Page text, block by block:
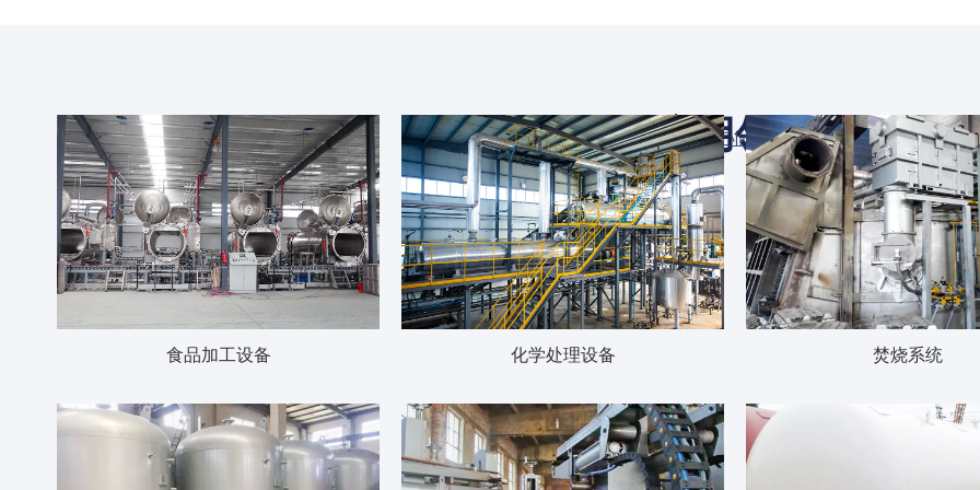
应用领域
310S不锈钢在众多工业应用中占有一席之地
食品加工设备 化学处理设备 焚烧系统